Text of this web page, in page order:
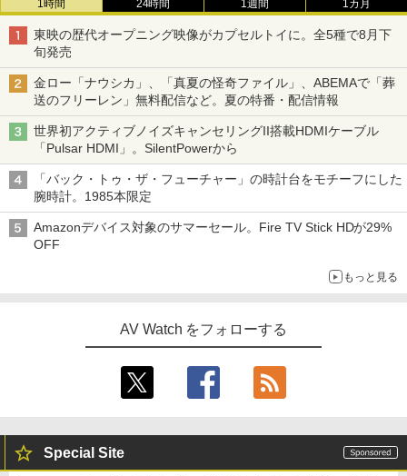
1時間 24時間 1週間 1カ月
東映の歴代オープニング映像がカプセルトイに。全5種で8月下
旬発売
金ロー「ナウシカ」、「真夏の怪奇ファイル」、ABEMAで「葬
送のフリーレン」無料配信など。夏の特番・配信情報
世界初アクティブノイズキャンセリングII搭載HDMIケーブル
「Pulsar HDMI」。SilentPowerから
「バック・トゥ・ザ・フューチャー」の時計台をモチーフにした
腕時計。1985本限定
Amazonデバイス対象のサマーセール。Fire TV Stick HDが29%
OFF
もっと見る
AV Watch をフォローする
Special Site